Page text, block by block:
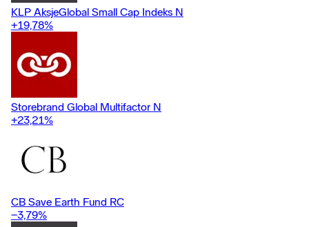
KLP AksjeGlobal Small Cap Indeks N
+19,78%
Storebrand Global Multifactor N
+23,21%
CB Save Earth Fund RC
−3,79%